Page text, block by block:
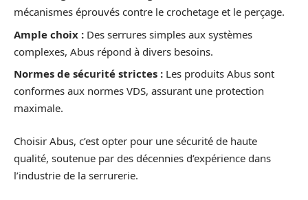
mécanismes éprouvés contre le crochetage et le perçage.
Ample choix : Des serrures simples aux systèmes
complexes, Abus répond à divers besoins.
Normes de sécurité strictes : Les produits Abus sont
conformes aux normes VDS, assurant une protection
maximale.
Choisir Abus, c’est opter pour une sécurité de haute
qualité, soutenue par des décennies d’expérience dans
l’industrie de la serrurerie.